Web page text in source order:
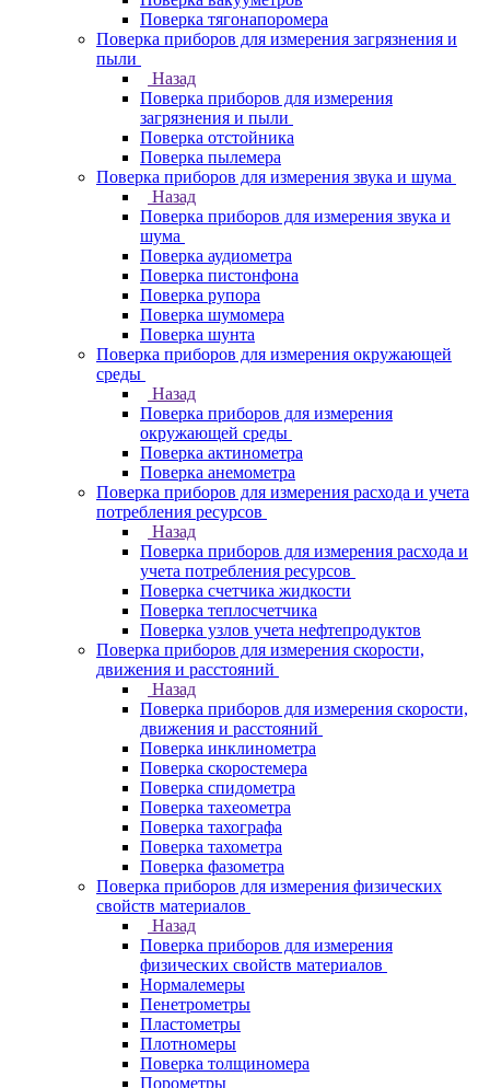
Поверка тягонапоромера
Поверка приборов для измерения загрязнения и
пыли
Назад
Поверка приборов для измерения
загрязнения и пыли
Поверка отстойника
Поверка пылемера
Поверка приборов для измерения звука и шума
Назад
Поверка приборов для измерения звука и
шума
Поверка аудиометра
Поверка пистонфона
Поверка рупора
Поверка шумомера
Поверка шунта
Поверка приборов для измерения окружающей
среды
Назад
Поверка приборов для измерения
окружающей среды
Поверка актинометра
Поверка анемометра
Поверка приборов для измерения расхода и учета
потребления ресурсов
Назад
Поверка приборов для измерения расхода и
учета потребления ресурсов
Поверка счетчика жидкости
Поверка теплосчетчика
Поверка узлов учета нефтепродуктов
Поверка приборов для измерения скорости,
движения и расстояний
Назад
Поверка приборов для измерения скорости,
движения и расстояний
Поверка инклинометра
Поверка скоростемера
Поверка спидометра
Поверка тахеометра
Поверка тахографа
Поверка тахометра
Поверка фазометра
Поверка приборов для измерения физических
свойств материалов
Назад
Поверка приборов для измерения
физических свойств материалов
Нормалемеры
Пенетрометры
Пластометры
Плотномеры
Поверка толщиномера
Порометры